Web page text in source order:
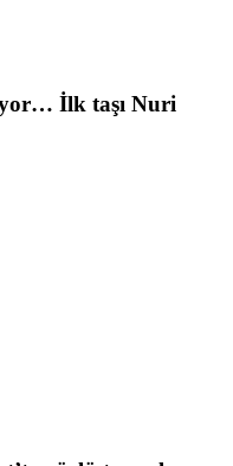
İlk taşı Nuri